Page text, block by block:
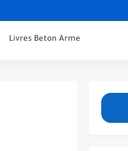
Livres Beton Arme